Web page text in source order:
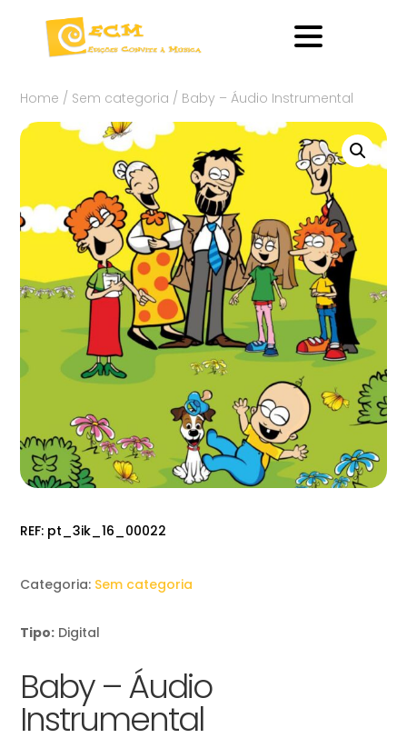
Home / Sem categoria / Baby – Áudio Instrumental
REF: pt_3ik_16_00022
Categoria: Sem categoria
Tipo: Digital
Baby – Áudio
Instrumental